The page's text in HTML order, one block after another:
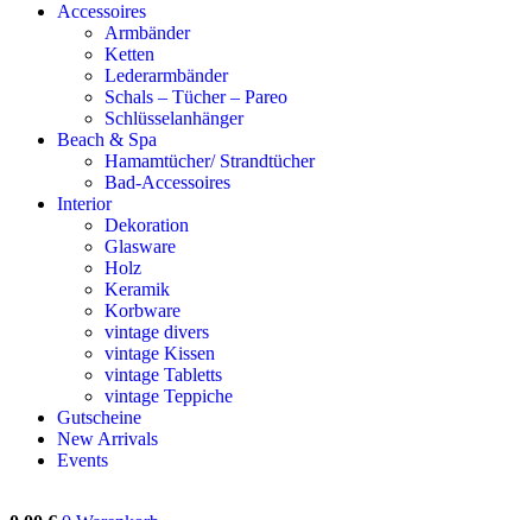
Accessoires
Armbänder
Ketten
Lederarmbänder
Schals – Tücher – Pareo
Schlüsselanhänger
Beach & Spa
Hamamtücher/ Strandtücher
Bad-Accessoires
Interior
Dekoration
Glasware
Holz
Keramik
Korbware
vintage divers
vintage Kissen
vintage Tabletts
vintage Teppiche
Gutscheine
New Arrivals
Events